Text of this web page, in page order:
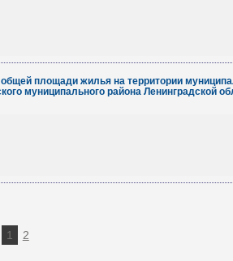
площади жилья на территории
муниципального района Ленинградской
1 2